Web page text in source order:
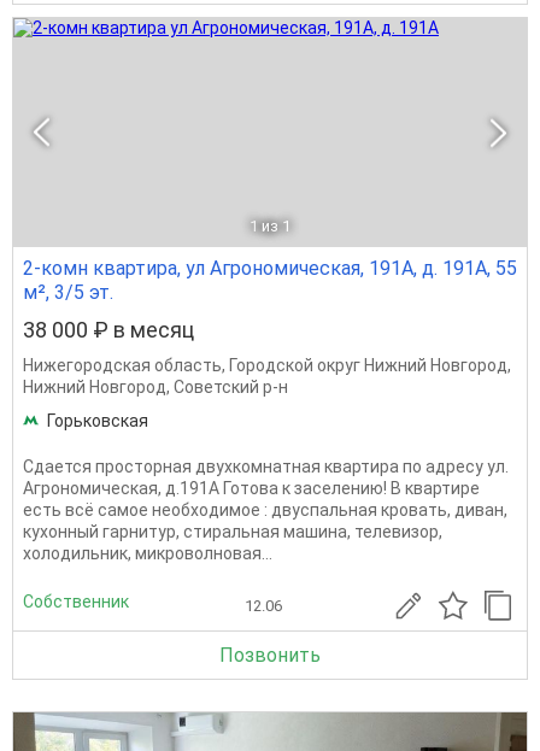
1 из 1
2-комн квартира, ул Агрономическая, 191А, д. 191А, 55
м², 3/5 эт.
38 000 ₽ в месяц
Нижегородская область, Городской округ Нижний Новгород,
Нижний Новгород, Советский р-н
Горьковская
Сдается просторная двухкомнатная квартира по адресу ул.
Агрономическая, д.191А Готова к заселению! В квартире
есть всё самое необходимое : двуспальная кровать, диван,
кухонный гарнитур, стиральная машина, телевизор,
холодильник, микроволновая...
Собственник 12.06
Позвонить